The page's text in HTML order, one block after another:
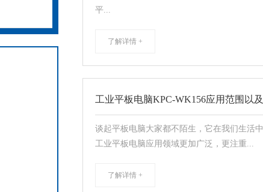
平...
了解详情 +
工业平板电脑KPC-WK156应用范围以
谈起平板电脑大家都不陌生，它在我们生活
工业平板电脑应用领域更加广泛，更注重...
了解详情 +